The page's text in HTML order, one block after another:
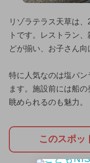
リゾラテラス天草は
トです。レストラン
どが揃い、お子さん向
特に人気なのは塩パ
ます。施設前には船
眺められるのも魅力。
このスポッ